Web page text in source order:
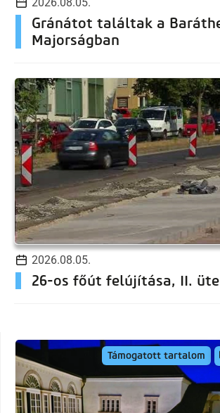
Gránátot találtak a
Majorságban
2026.08.05.
26-os főút felújítása, II.
Támogatott tartalom